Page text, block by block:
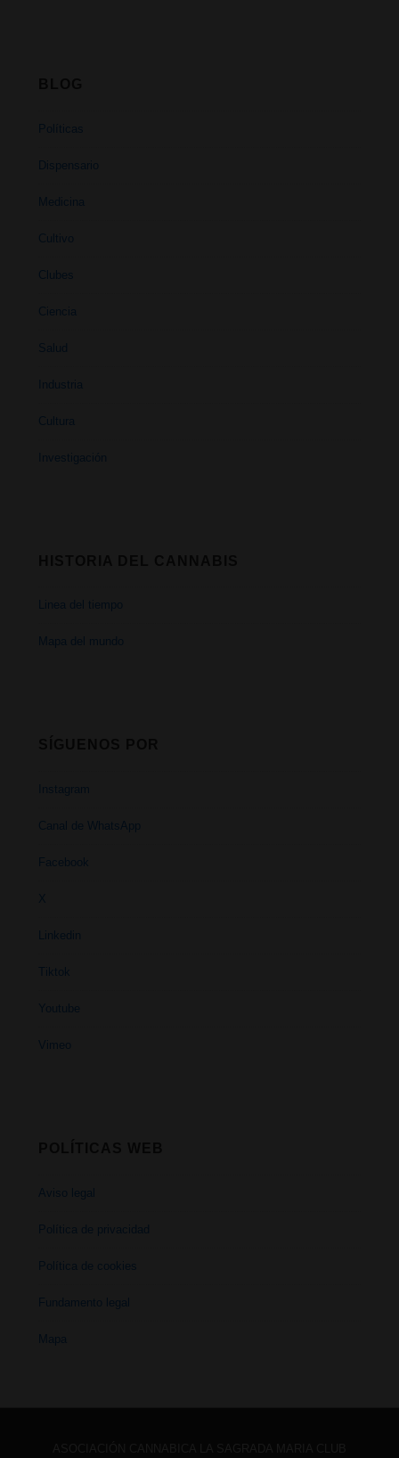
Políticas
Dispensario
Medicina
Cultivo
Clubes
Ciencia
Salud
Industria
Cultura
Investigación
Linea del tiempo
Mapa del mundo
Instagram
Canal de WhatsApp
Facebook
X
Linkedin
Tiktok
Youtube
Vimeo
Aviso legal
Política de privacidad
Política de cookies
Fundamento legal
Mapa